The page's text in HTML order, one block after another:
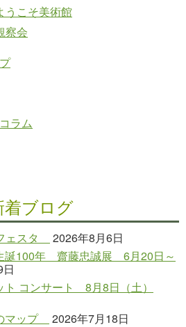
こそ美術館
察会
ラム
着ブログ
ェスタ
2026年8月6日
誕100年 齋藤忠誠展 6月20日～
ト コンサート 8月8日（土）
マップ
2026年7月18日